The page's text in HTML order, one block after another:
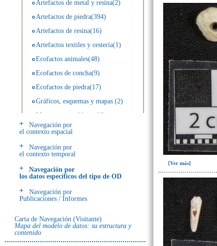
Artefactos de metal y resina(2)
Artefactos de piedra(394)
Artefactos de resina(16)
Artefactos textiles y cestería(1)
Ecofactos animales(48)
Ecofactos de concha(9)
Ecofactos de piedra(17)
Gráficos, esquemas y mapas (2)
Muestra arqueológica(10)
Publicaciones / Materiales(46)
Registro de restos óseos humanos
(huesos)(18)
(individuos)(114)
estratigráficas(411)
~Ayuda ODA(1)
Navegación por
el contexto espacial
Navegación por
el contexto temporal
Navegación por
los datos específicos del tipo de OD
Navegación por
Publicaciones / Informes
Carta de Navegación (Visitante)
Mapa del modelo de datos: su estructura y
contenido
[Ver más]